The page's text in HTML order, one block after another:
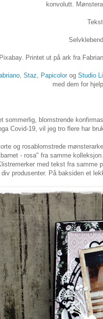
konvolutt.
Printet ut på ark fra
, Staz, Papicolor og Studio
med dem for
sommerlig, blomstrende
Covid-19, vil jeg tro flere har
og rosablomstrede
- rosa" fra samme
med tekst fra samme
div produsenter. På baksiden et